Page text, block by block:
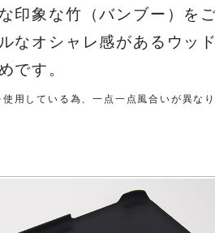
印象な竹（バンブー）を
なオシャレ感があるウッ
です。
用している為、一点一点風合いが異な